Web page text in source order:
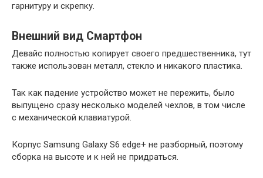
гарнитуру и скрепку.
Внешний вид Смартфон
Девайс полностью копирует своего предшественника, тут
также использован металл, стекло и никакого пластика.
Так как падение устройство может не пережить, было
выпущено сразу несколько моделей чехлов, в том числе
с механической клавиатурой.
Корпус Samsung Galaxy S6 edge+ не разборный, поэтому
сборка на высоте и к ней не придраться.